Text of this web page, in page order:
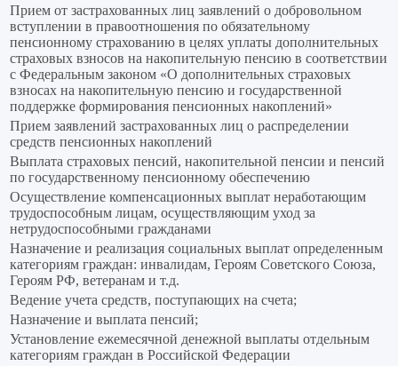
Прием от застрахованных лиц заявлений о добровольном
вступлении в правоотношения по обязательному
пенсионному страхованию в целях уплаты дополнительных
страховых взносов на накопительную пенсию в соответствии
с Федеральным законом «О дополнительных страховых
взносах на накопительную пенсию и государственной
поддержке формирования пенсионных накоплений»
Прием заявлений застрахованных лиц о распределении
средств пенсионных накоплений
Выплата страховых пенсий, накопительной пенсии и пенсий
по государственному пенсионному обеспечению
Осуществление компенсационных выплат неработающим
трудоспособным лицам, осуществляющим уход за
нетрудоспособными гражданами
Назначение и реализация социальных выплат определенным
категориям граждан: инвалидам, Героям Советского Союза,
Героям РФ, ветеранам и т.д.
Ведение учета средств, поступающих на счета;
Назначение и выплата пенсий;
Установление ежемесячной денежной выплаты отдельным
категориям граждан в Российской Федерации